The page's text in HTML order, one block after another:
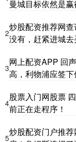
曼城目标依然是
2
炒股配资推荐网
没有，赶紧进城去
3
网上配资APP 回
高，利物浦应签下
4
股票入门网股票
前正在走程序！
5
炒股配资门户推